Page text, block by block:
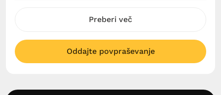
Preberi več
Oddajte povpraševanje